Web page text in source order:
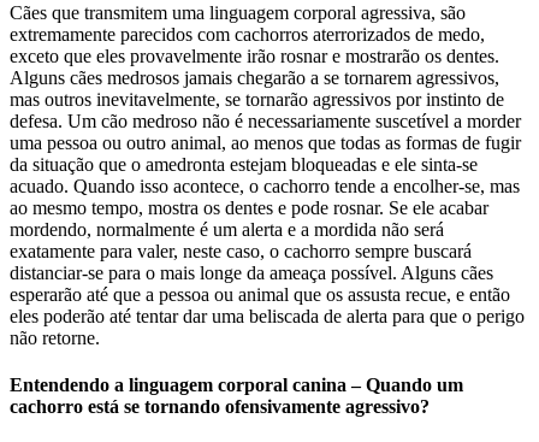
Cães que transmitem uma linguagem corporal agressiva, são
extremamente parecidos com cachorros aterrorizados de medo,
exceto que eles provavelmente irão rosnar e mostrarão os dentes.
Alguns cães medrosos jamais chegarão a se tornarem agressivos,
mas outros inevitavelmente, se tornarão agressivos por instinto de
defesa. Um cão medroso não é necessariamente suscetível a morder
uma pessoa ou outro animal, ao menos que todas as formas de fugir
da situação que o amedronta estejam bloqueadas e ele sinta-se
acuado. Quando isso acontece, o cachorro tende a encolher-se, mas
ao mesmo tempo, mostra os dentes e pode rosnar. Se ele acabar
mordendo, normalmente é um alerta e a mordida não será
exatamente para valer, neste caso, o cachorro sempre buscará
distanciar-se para o mais longe da ameaça possível. Alguns cães
esperarão até que a pessoa ou animal que os assusta recue, e então
eles poderão até tentar dar uma beliscada de alerta para que o perigo
não retorne.
Entendendo a linguagem corporal canina – Quando um
cachorro está se tornando ofensivamente agressivo?